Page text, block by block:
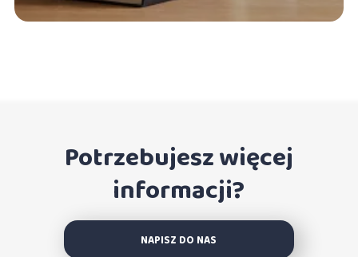
Potrzebujesz więcej
informacji?
NAPISZ DO NAS